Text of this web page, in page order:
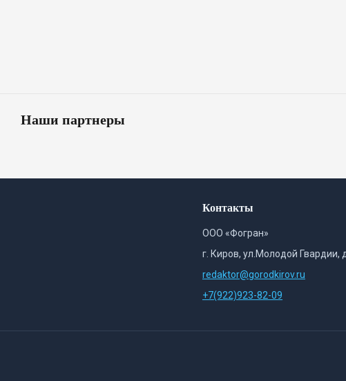
Наши партнеры
Контакты
ООО «Фогран»
г. Киров, ул.Молодой Гвардии,
redaktor@gorodkirov.ru
+7(922)923-82-09